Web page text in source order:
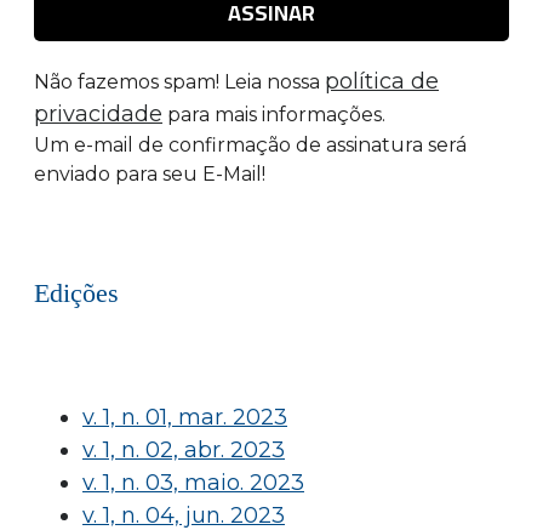
Não fazemos spam! Leia nossa política de
privacidade para mais informações.
Um e-mail de confirmação de assinatura será
enviado para seu E-Mail!
Edições
v. 1, n. 01, mar. 2023
v. 1, n. 02, abr. 2023
v. 1, n. 03, maio. 2023
v. 1, n. 04, jun. 2023